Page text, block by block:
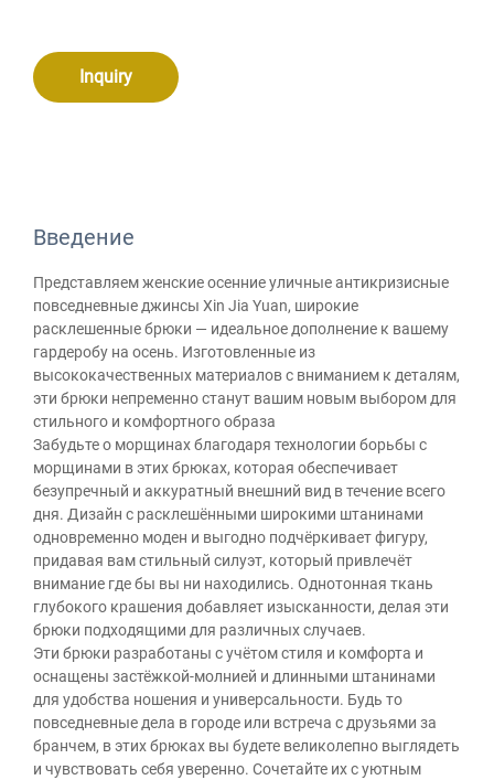
Inquiry
Введение
Представляем женские осенние уличные антикризисные
повседневные джинсы Xin Jia Yuan, широкие
расклешенные брюки — идеальное дополнение к вашему
гардеробу на осень. Изготовленные из
высококачественных материалов с вниманием к деталям,
эти брюки непременно станут вашим новым выбором для
стильного и комфортного образа
Забудьте о морщинах благодаря технологии борьбы с
морщинами в этих брюках, которая обеспечивает
безупречный и аккуратный внешний вид в течение всего
дня. Дизайн с расклешёнными широкими штанинами
одновременно моден и выгодно подчёркивает фигуру,
придавая вам стильный силуэт, который привлечёт
внимание где бы вы ни находились. Однотонная ткань
глубокого крашения добавляет изысканности, делая эти
брюки подходящими для различных случаев.
Эти брюки разработаны с учётом стиля и комфорта и
оснащены застёжкой-молнией и длинными штанинами
для удобства ношения и универсальности. Будь то
повседневные дела в городе или встреча с друзьями за
бранчем, в этих брюках вы будете великолепно выглядеть
и чувствовать себя уверенно. Сочетайте их с уютным